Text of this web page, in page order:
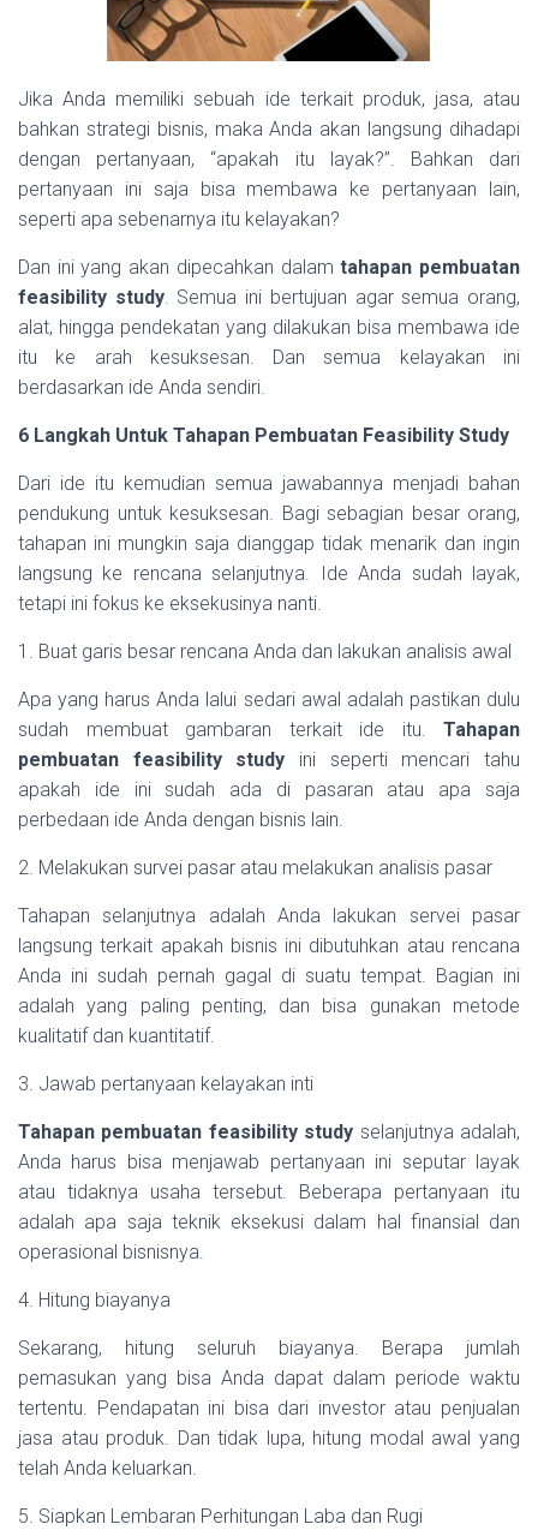
Jika Anda memiliki sebuah ide terkait produk, jasa, atau
bahkan strategi bisnis, maka Anda akan langsung dihadapi
dengan pertanyaan, “apakah itu layak?”. Bahkan dari
pertanyaan ini saja bisa membawa ke pertanyaan lain,
seperti apa sebenarnya itu kelayakan?
Dan ini yang akan dipecahkan dalamtahapan pembuatan
feasibility study. Semua ini bertujuan agar semua orang,
alat, hingga pendekatan yang dilakukan bisa membawa ide
itu ke arah kesuksesan. Dan semua kelayakan ini
berdasarkan ide Anda sendiri.
6 Langkah Untuk Tahapan Pembuatan Feasibility Study
Dari ide itu kemudian semua jawabannya menjadi bahan
pendukung untuk kesuksesan. Bagi sebagian besar orang,
tahapan ini mungkin saja dianggap tidak menarik dan ingin
langsung ke rencana selanjutnya. Ide Anda sudah layak,
tetapi ini fokus ke eksekusinya nanti.
1. Buat garis besar rencana Anda dan lakukan analisis awal
Apa yang harus Anda lalui sedari awal adalah pastikan dulu
sudah membuat gambaran terkait ide itu. Tahapan
pembuatan feasibility study ini seperti mencari tahu
apakah ide ini sudah ada di pasaran atau apa saja
perbedaan ide Anda dengan bisnis lain.
2. Melakukan survei pasar atau melakukan analisis pasar
Tahapan selanjutnya adalah Anda lakukan servei pasar
langsung terkait apakah bisnis ini dibutuhkan atau rencana
Anda ini sudah pernah gagal di suatu tempat. Bagian ini
adalah yang paling penting, dan bisa gunakan metode
kualitatif dan kuantitatif.
3. Jawab pertanyaan kelayakan inti
Tahapan pembuatan feasibility study selanjutnya adalah,
Anda harus bisa menjawab pertanyaan ini seputar layak
atau tidaknya usaha tersebut. Beberapa pertanyaan itu
adalah apa saja teknik eksekusi dalam hal finansial dan
operasional bisnisnya.
4. Hitung biayanya
Sekarang, hitung seluruh biayanya. Berapa jumlah
pemasukan yang bisa Anda dapat dalam periode waktu
tertentu. Pendapatan ini bisa dari investor atau penjualan
jasa atau produk. Dan tidak lupa, hitung modal awal yang
telah Anda keluarkan.
5. Siapkan Lembaran Perhitungan Laba dan Rugi